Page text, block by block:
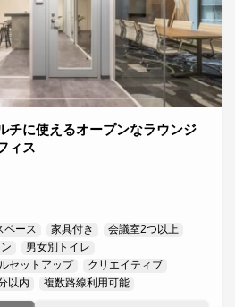
チに使えるオープンなラウンジ
ィス
ペース 家具付き
会議室2つ以上
男女別トイレ
セットアップ
クリエイティブ
以内 複数路線利用可能